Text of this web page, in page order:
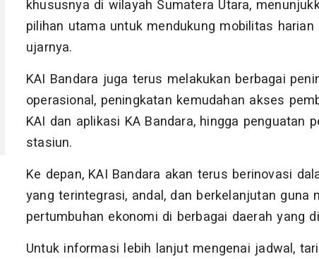
khususnya di wilayah Sumatera Utara,
pilihan utama untuk mendukung mobilitas
ujarnya.
KAI Bandara juga terus melakukan berbagai
operasional, peningkatan kemudahan akses
KAI dan aplikasi KA Bandara, hingga penguatan
stasiun.
Ke depan, KAI Bandara akan terus berinovasi
yang terintegrasi, andal, dan berkelanjutan guna
pertumbuhan ekonomi di berbagai daerah yang
Untuk informasi lebih lanjut mengenai jadwal,